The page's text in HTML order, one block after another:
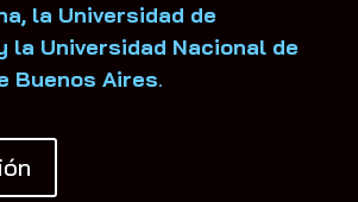
la Universidad de
la Universidad Nacional de
Buenos Aires.